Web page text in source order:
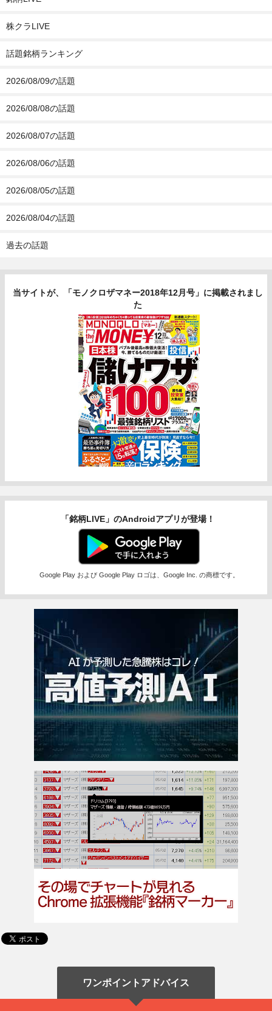
株クラLIVE
話題銘柄ランキング
2026/08/09の話題
2026/08/08の話題
2026/08/07の話題
2026/08/06の話題
2026/08/05の話題
2026/08/04の話題
過去の話題
当サイトが、「モノクロザマネー2018年12月号」に掲載されまし
た
「銘柄LIVE」のAndroidアプリが登場！
Google Play および Google Play ロゴは、Google Inc. の商標です。
ワンポイントアドバイス